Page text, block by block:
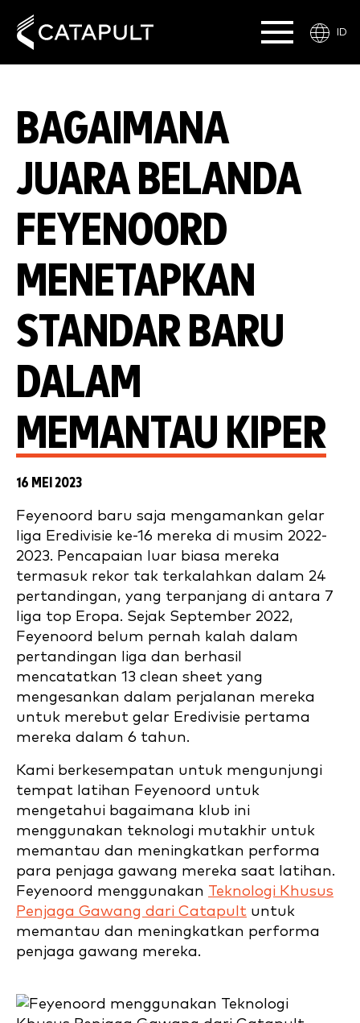
ID
BAGAIMANA
JUARA BELANDA
FEYENOORD
MENETAPKAN
STANDAR BARU
DALAM
MEMANTAU KIPER
16 MEI 2023
Feyenoord baru saja mengamankan gelar
liga Eredivisie ke-16 mereka di musim 2022-
2023. Pencapaian luar biasa mereka
termasuk rekor tak terkalahkan dalam 24
pertandingan, yang terpanjang di antara 7
liga top Eropa. Sejak September 2022,
Feyenoord belum pernah kalah dalam
pertandingan liga dan berhasil
mencatatkan 13 clean sheet yang
mengesankan dalam perjalanan mereka
untuk merebut gelar Eredivisie pertama
mereka dalam 6 tahun.
Kami berkesempatan untuk mengunjungi
tempat latihan Feyenoord untuk
mengetahui bagaimana klub ini
menggunakan teknologi mutakhir untuk
memantau dan meningkatkan performa
para penjaga gawang mereka saat latihan.
Feyenoord menggunakan Teknologi Khusus
Penjaga Gawang dari Catapult untuk
memantau dan meningkatkan performa
penjaga gawang mereka.